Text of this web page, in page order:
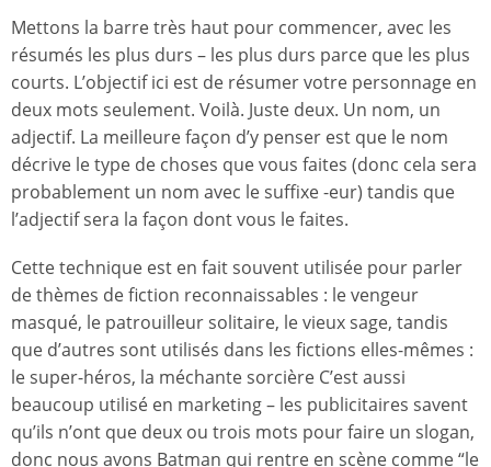
Mettons la barre très haut pour commencer, avec les
résumés les plus durs – les plus durs parce que les plus
courts. L’objectif ici est de résumer votre personnage en
deux mots seulement. Voilà. Juste deux. Un nom, un
adjectif. La meilleure façon d’y penser est que le nom
décrive le type de choses que vous faites (donc cela sera
probablement un nom avec le suffixe -eur) tandis que
l’adjectif sera la façon dont vous le faites.
Cette technique est en fait souvent utilisée pour parler
de thèmes de fiction reconnaissables : le vengeur
masqué, le patrouilleur solitaire, le vieux sage, tandis
que d’autres sont utilisés dans les fictions elles-mêmes :
le super-héros, la méchante sorcière C’est aussi
beaucoup utilisé en marketing – les publicitaires savent
qu’ils n’ont que deux ou trois mots pour faire un slogan,
donc nous avons Batman qui rentre en scène comme “le